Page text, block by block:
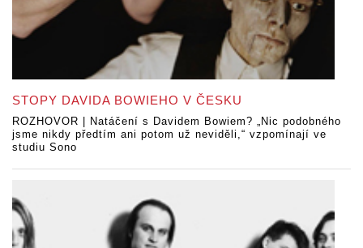
STOPY DAVIDA BOWIEHO V ČESKU
ROZHOVOR | Natáčení s Davidem Bowiem? „Nic podobného
jsme nikdy předtím ani potom už neviděli,“ vzpomínají ve
studiu Sono